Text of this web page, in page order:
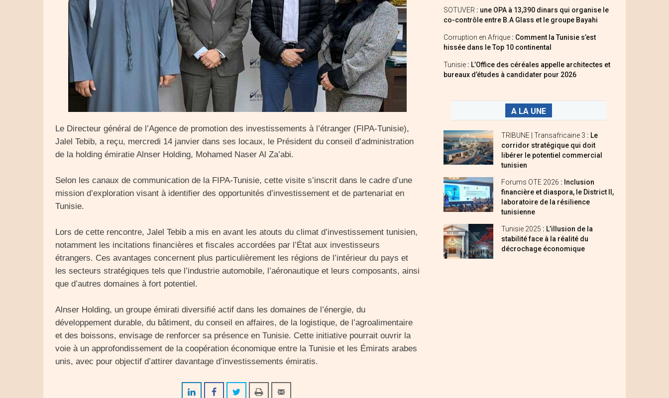
Le Directeur général de l’Agence de promotion des investissements à l’étranger (FIPA-Tunisie),
Jalel Tebib, a reçu, mercredi 14 janvier dans ses locaux, le Président du conseil d’administration
de la holding émiratie Alnser Holding, Mohamed Naser Al Za’abi.
Selon les canaux de communication de la FIPA-Tunisie, cette visite s’inscrit dans le cadre d’une
mission d’exploration visant à identifier des opportunités d’investissement et de partenariat en
Tunisie.
Lors de cette rencontre, Jalel Tebib a mis en avant les atouts du climat d’investissement tunisien,
notamment les incitations financières et fiscales accordées par l’État aux investisseurs
étrangers. Ces avantages concernent plus particulièrement les régions de l’intérieur du pays et
les secteurs stratégiques tels que l’industrie automobile, l’aéronautique et leurs composants, ainsi
que d’autres domaines à fort potentiel.
Alnser Holding, un groupe émirati diversifié actif dans les domaines de l’énergie, du
développement durable, du bâtiment, du conseil en affaires, de la logistique, de l’agroalimentaire
et des boissons, envisage de renforcer sa présence en Tunisie. Cette initiative pourrait ouvrir la
voie à un approfondissement de la coopération économique entre la Tunisie et les Émirats arabes
unis, avec pour objectif d’attirer davantage d’investissements émiratis.
SOTUVER : une OPA à 13,390 dinars qui organise le
co-contrôle entre B.A Glass et le groupe Bayahi
Corruption en Afrique : Comment la Tunisie s’est
hissée dans le Top 10 continental
Tunisie : L’Office des céréales appelle architectes et
bureaux d’études à candidater pour 2026
A LA UNE
TRIBUNE | Transafricaine 3 : Le
corridor stratégique qui doit
libérer le potentiel commercial
tunisien
Forums OTE 2026 : Inclusion
financière et diaspora, le District II,
laboratoire de la résilience
tunisienne
Tunisie 2025 : L’illusion de la
stabilité face à la réalité du
décrochage économique